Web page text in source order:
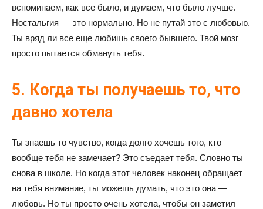
вспоминаем, как все было, и думаем, что было лучше.
Ностальгия — это нормально. Но не путай это с любовью.
Ты вряд ли все еще любишь своего бывшего. Твой мозг
просто пытается обмануть тебя.
5. Когда ты получаешь то, что
давно хотела
Ты знаешь то чувство, когда долго хочешь того, кто
вообще тебя не замечает? Это съедает тебя. Словно ты
снова в школе. Но когда этот человек наконец обращает
на тебя внимание, ты можешь думать, что это она —
любовь. Но ты просто очень хотела, чтобы он заметил